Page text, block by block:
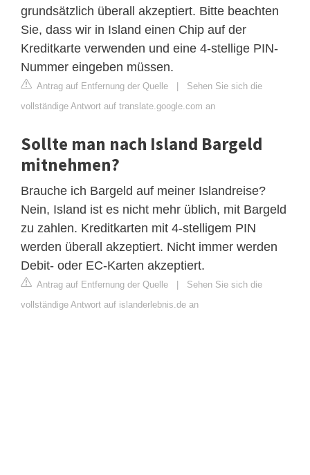
grundsätzlich überall akzeptiert. Bitte beachten
Sie, dass wir in Island einen Chip auf der
Kreditkarte verwenden und eine 4-stellige PIN-
Nummer eingeben müssen.
Antrag auf Entfernung der Quelle | Sehen Sie sich die
vollständige Antwort auf translate.google.com an
Sollte man nach Island Bargeld
mitnehmen?
Brauche ich Bargeld auf meiner Islandreise?
Nein, Island ist es nicht mehr üblich, mit Bargeld
zu zahlen. Kreditkarten mit 4-stelligem PIN
werden überall akzeptiert. Nicht immer werden
Debit- oder EC-Karten akzeptiert.
Antrag auf Entfernung der Quelle | Sehen Sie sich die
vollständige Antwort auf islanderlebnis.de an